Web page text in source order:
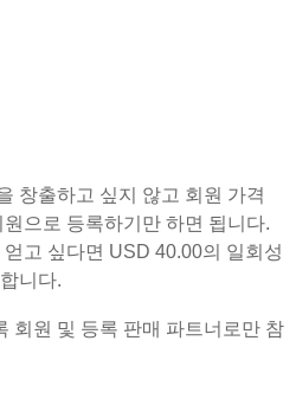
창출하고 싶지 않고 회원 가격
으로 등록하기만 하면 됩니다.
고 싶다면 USD 40.00의 일회성
니다.
회원 및 등록 판매 파트너로만 참